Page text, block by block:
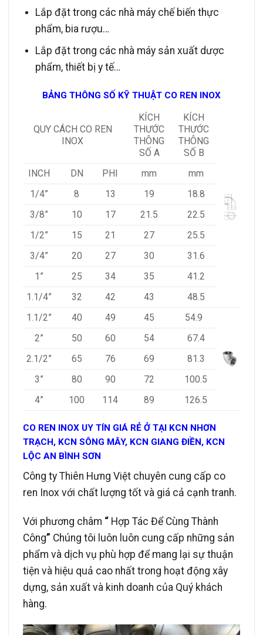
Lắp đặt trong các nhà máy chế biến thực
phẩm, bia rượu…
Lắp đặt trong các nhà máy sản xuất dược
phẩm, thiết bị y tế…
BẢNG THÔNG SỐ KỸ THUẬT CO REN INOX
QUY CÁCH CO REN
INOX
KÍCH
THƯỚC
THÔNG
SỐ A
KÍCH
THƯỚC
THÔNG
SỐ B
INCH
DN PHI mm
mm
1/4”
8 13 19
18.8
3/8”
10 17 21.5
22.5
1/2”
15 21 27
25.5
3/4”
20 27 30
31.6
1”
25 34 35
41.2
1.1/4”
32 42 43
48.5
1.1/2”
40 49 45
54.9
2”
50 60 54
67.4
2.1/2”
65 76 69
81.3
3”
80 90 72
100.5
4”
100 114 89 126.5
CO REN INOX UY TÍN GIÁ RẺ Ở TẠI KCN NHƠN
TRẠCH, KCN SÔNG MÂY, KCN GIANG ĐIỀN, KCN
LỘC AN BÌNH SƠN
Công ty Thiên Hưng Việt chuyên cung cấp co
ren Inox với chất lượng tốt và giá cả cạnh tranh.
Với phương châm “ Hợp Tác Để Cùng Thành
Công” Chúng tôi luôn luôn cung cấp những sản
phẩm và dịch vụ phù hợp để mang lại sự thuận
tiện và hiệu quả cao nhất trong hoạt động xây
dựng, sản xuất và kinh doanh của Quý khách
hàng.